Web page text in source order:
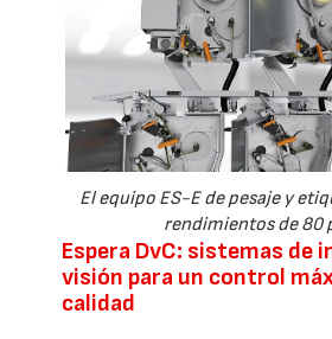
El equipo ES-E de pesaje y
rendimientos de 80
Espera DvC: sistemas de
visión para un control
calidad